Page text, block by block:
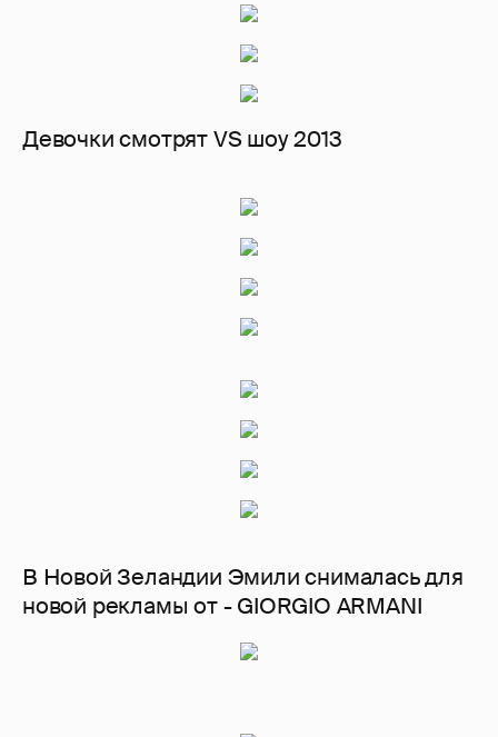
Девочки смотрят VS шоу 2013
В Новой Зеландии Эмили снималась для
новой рекламы от - GIORGIO ARMANI